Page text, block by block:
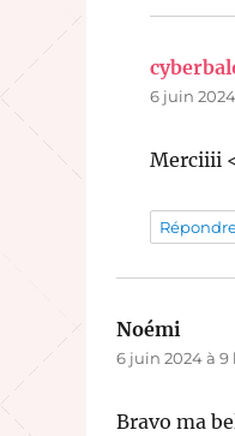
6 juin
Merciiii
Noémi
6 juin 2024 à 9
Bravo ma